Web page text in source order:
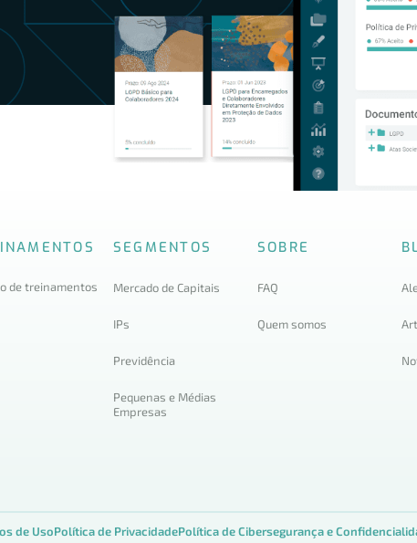
de treinamentos
SEGMENTOS
Mercado de Capitais
IPs
Previdência
Pequenas e Médias
Empresas
SOBRE
FAQ
Quem somos
de UsoPolítica de PrivacidadePolítica de Cibersegurança e